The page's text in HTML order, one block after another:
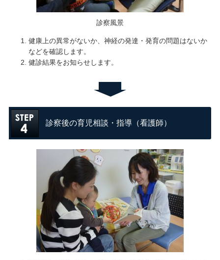
診察風景
健康上の異常がないか、神経の発達・発育の問題はないか
などを確認します。
健診結果をお知らせします。
診察後の育児相談・指導（看護師）